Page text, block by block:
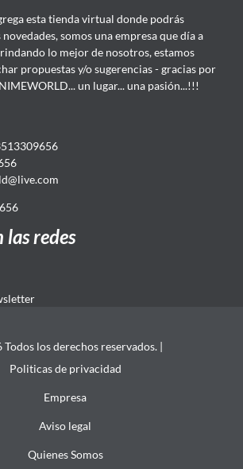
esta tienda virtual donde podrás
somos una empresa que día a
lo mejor de nosotros, estamos
propuestas y/o sugerencias - gracias por
un lugar... una pasión...!!!
@live.com
las redes
los derechos reservados. |
Politicas de privacidad
Empresa
Aviso legal
Quienes Somos